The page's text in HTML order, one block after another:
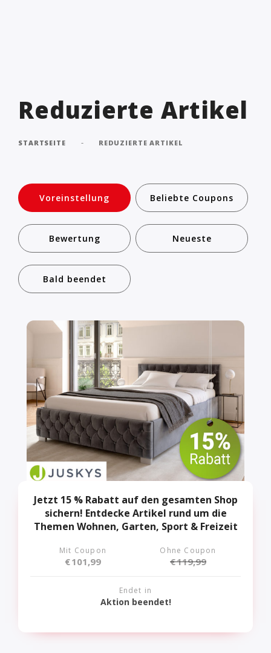
Reduzierte Artikel
STARTSEITE - REDUZIERTE ARTIKEL
Voreinstellung Beliebte Coupons
Bewertung Neueste
Bald beendet
Jetzt 15 % Rabatt auf den gesamten Shop
sichern! Entdecke Artikel rund um die
Themen Wohnen, Garten, Sport & Freizeit
Mit Coupon
€101,99
Ohne Coupon
€119,99
Endet in
Aktion beendet!